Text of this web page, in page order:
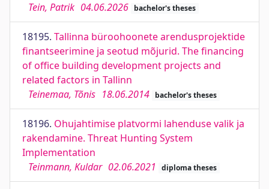
Tein, Patrik 04.06.2026 bachelor's theses
18195. Tallinna büroohoonete arendusprojektide
finantseerimine ja seotud mõjurid. The financing
of office building development projects and
related factors in Tallinn
Teinemaa, Tõnis 18.06.2014 bachelor's theses
18196. Ohujahtimise platvormi lahenduse valik ja
rakendamine. Threat Hunting System
Implementation
Teinmann, Kuldar 02.06.2021 diploma theses